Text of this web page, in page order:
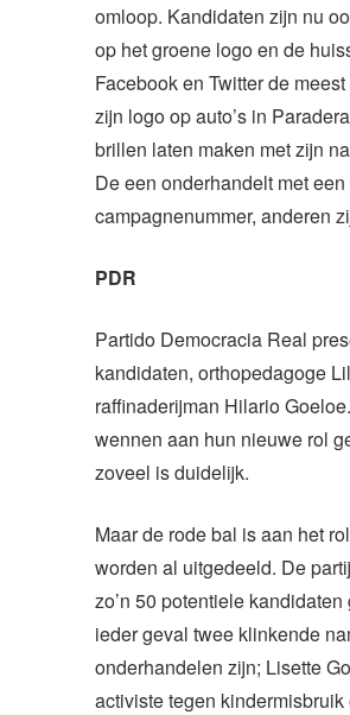
omloop. Kandidaten zijn nu
op het groene logo en de
Facebook en Twitter de
zijn logo op auto’s in
brillen laten maken met zijn
De een onderhandelt met
campagnenummer, anderen
PDR
Partido Democracia Real
kandidaten, orthopedagoge
raffinaderijman Hilario
wennen aan hun nieuwe rol
zoveel is duidelijk.
Maar de rode bal is aan het
worden al uitgedeeld. De
zo’n 50 potentiele
ieder geval twee klinkende
onderhandelen zijn; Lisette
activiste tegen